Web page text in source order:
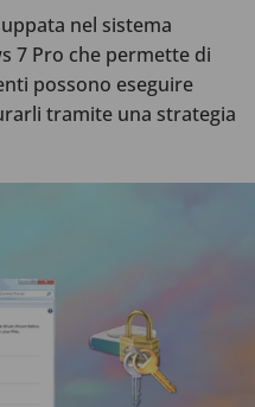
nel sistema
7 Pro che permette di
possono eseguire
tramite una strategia